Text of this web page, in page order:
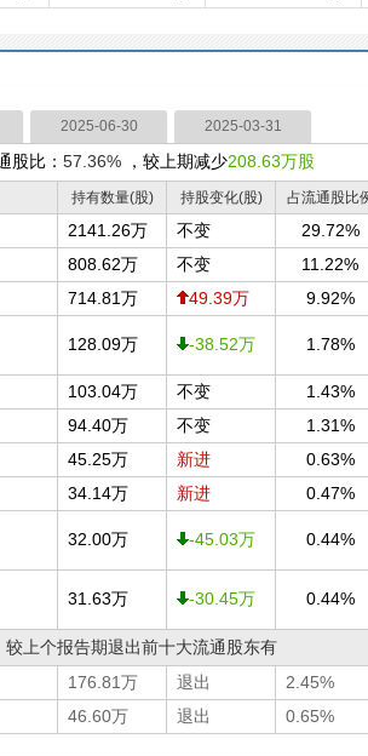
2025-06-30 2025-03-31
股比： 57.36% ，较上期减少208.63万股
持有数量(股) 持股变化(股) 占流通股比
2141.26万 不变 29.72%
808.62万 不变 11.22%
714.81万 49.39万 9.92%
128.09万 -38.52万 1.78%
103.04万 不变 1.43%
94.40万 不变 1.31%
45.25万 新进 0.63%
34.14万 新进 0.47%
32.00万 -45.03万 0.44%
31.63万 -30.45万 0.44%
较上个报告期退出前十大流通股东有
176.81万 退出
2.45%
46.60万 退出 0.65%